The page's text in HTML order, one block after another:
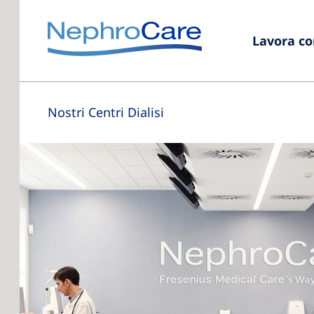
Lavora
Nostri Centri Dialisi